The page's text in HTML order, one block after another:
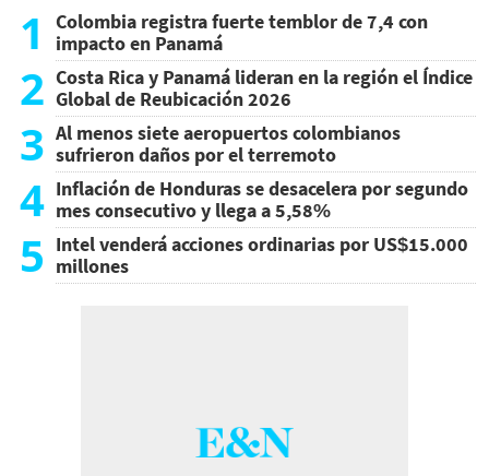
1
Colombia registra fuerte temblor de 7,4 con
impacto en Panamá
2 Costa Rica y Panamá lideran en la región el Índice
Global de Reubicación 2026
3 Al menos siete aeropuertos colombianos
sufrieron daños por el terremoto
4 Inflación de Honduras se desacelera por segundo
mes consecutivo y llega a 5,58%
5 Intel venderá acciones ordinarias por US$15.000
millones